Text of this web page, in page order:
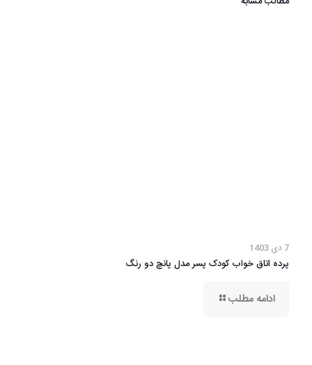
7 دی 1403
پرده اتاق خواب کودک پسر مدل پانچ دو رنگ
ادامه مطلب